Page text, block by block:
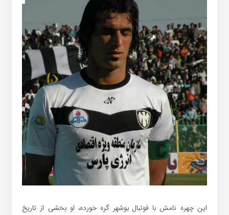
این چهره نامش با فوتبال بوشهر گره خورده، او بخشی از تاریخ